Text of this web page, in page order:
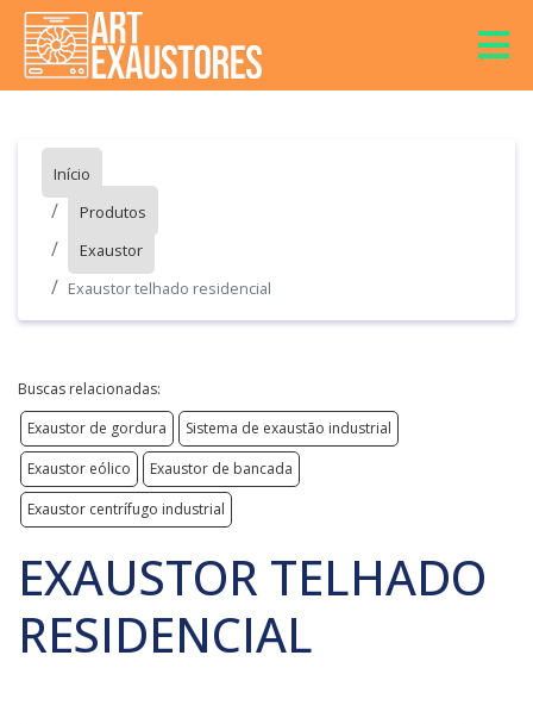
Início
Produtos
Exaustor
Exaustor telhado residencial
Buscas relacionadas:
Exaustor de gordura
Sistema de exaustão industrial
Exaustor eólico
Exaustor de bancada
Exaustor centrífugo industrial
EXAUSTOR TELHADO
RESIDENCIAL